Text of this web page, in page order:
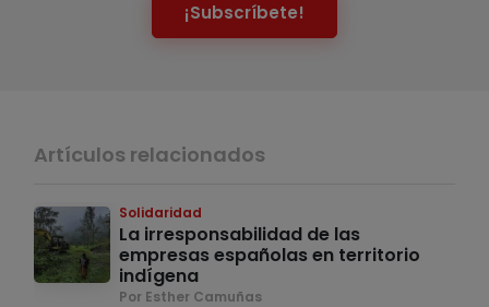
¡Subscríbete!
Artículos relacionados
Solidaridad
La irresponsabilidad de las
empresas españolas en territorio
indígena
Por Esther Camuñas